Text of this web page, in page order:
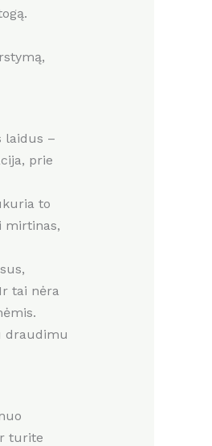
laidus –
prie
to
mirtinas,
tai nėra
draudimu
turite